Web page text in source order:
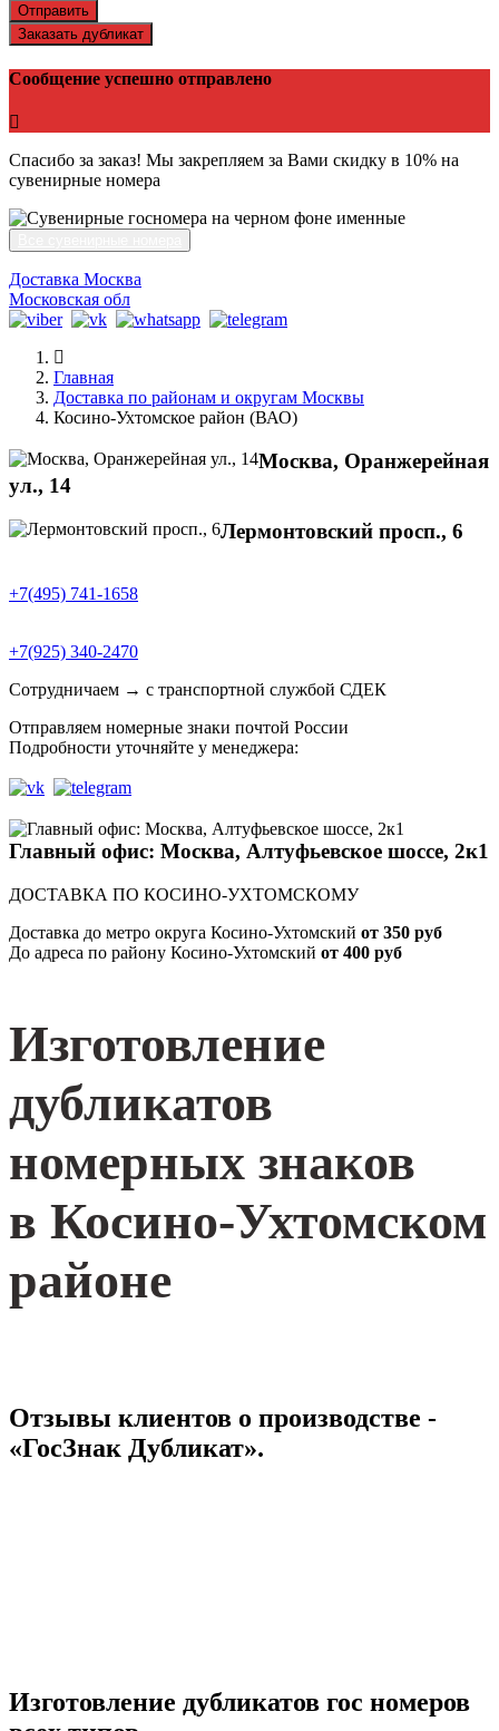
Отправить
Заказать дубликат
Сообщение успешно отправлено
Спасибо за заказ! Мы закрепляем за Вами скидку в 10% на
сувенирные номера
Доставка Москва
Московская обл
Главная
Доставка по районам и округам Москвы
Косино-Ухтомское район (ВАО)
Москва, Оранжерейная
ул., 14
Лермонтовский просп., 6
+7(495) 741-1658
+7(925) 340-2470
Сотрудничаем → с транспортной службой СДЕК
Отправляем номерные знаки почтой России
Подробности уточняйте у менеджера:
Главный офис: Москва, Алтуфьевское шоссе, 2к1
ДОСТАВКА ПО КОСИНО-УХТОМСКОМУ
Доставка до метро округа Косино-Ухтомский от 350 руб
До адреса по району Косино-Ухтомский от 400 руб
Изготовление
дубликатов
номерных знаков
в Косино-Ухтомском
районе
Отзывы клиентов о производстве -
«ГосЗнак Дубликат».
Изготовление дубликатов гос номеров